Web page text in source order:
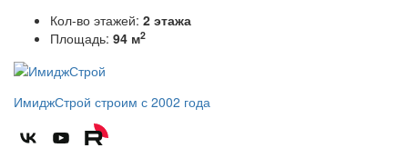
Кол-во этажей: 2 этажа
Площадь: 94 м2
ИмиджСтрой строим с 2002 года